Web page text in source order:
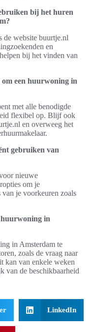
bij het huren
de website buurtje.nl
en
bij het vinden van
een huurwoning in
met alle benodigde
flexibel op. Blijf ook
en overweeg het
gebruiken van
nieuwe
om je
van je voorkeuren zoals
huurwoning in
in Amsterdam te
zoals de vraag naar
kan van enkele weken
van de beschikbaarheid
LinkedIn